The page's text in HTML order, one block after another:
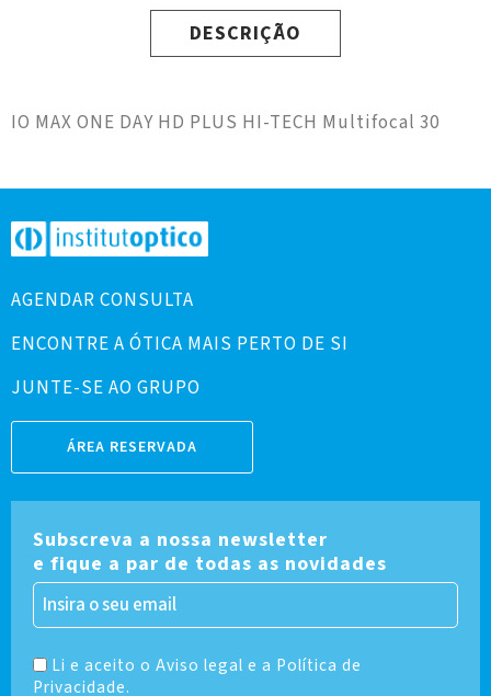
DESCRIÇÃO
IO MAX ONE DAY HD PLUS HI-TECH Multifocal 30
AGENDAR CONSULTA
ENCONTRE A ÓTICA MAIS PERTO DE SI
JUNTE-SE AO GRUPO
ÁREA RESERVADA
Subscreva a nossa newsletter
e fique a par de todas as novidades
Li e aceito o Aviso legal e a Política de
Privacidade.